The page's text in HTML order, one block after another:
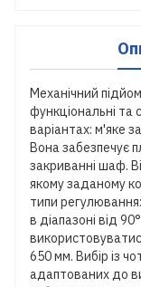
Механічний
функціональні та
варіантах: м'яке
Вона забезпечує
закриванні шаф.
якому заданому
типи
в діапазоні від
650 мм. Вибір із
адаптованих до